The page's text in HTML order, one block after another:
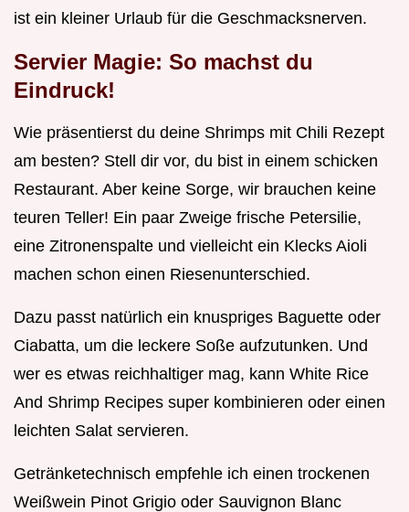
ist ein kleiner Urlaub für die Geschmacksnerven.
Servier Magie: So machst du
Eindruck!
Wie präsentierst du deine Shrimps mit Chili Rezept
am besten? Stell dir vor, du bist in einem schicken
Restaurant. Aber keine Sorge, wir brauchen keine
teuren Teller! Ein paar Zweige frische Petersilie,
eine Zitronenspalte und vielleicht ein Klecks Aioli
machen schon einen Riesenunterschied.
Dazu passt natürlich ein knuspriges Baguette oder
Ciabatta, um die leckere Soße aufzutunken. Und
wer es etwas reichhaltiger mag, kann White Rice
And Shrimp Recipes super kombinieren oder einen
leichten Salat servieren.
Getränketechnisch empfehle ich einen trockenen
Weißwein Pinot Grigio oder Sauvignon Blanc